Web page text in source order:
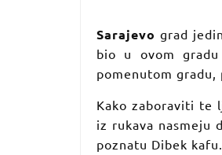
Sarajevo grad
bio u ovom
pomenutom
Kako zaboraviti te
iz rukava nasmeju
poznatu Dibek